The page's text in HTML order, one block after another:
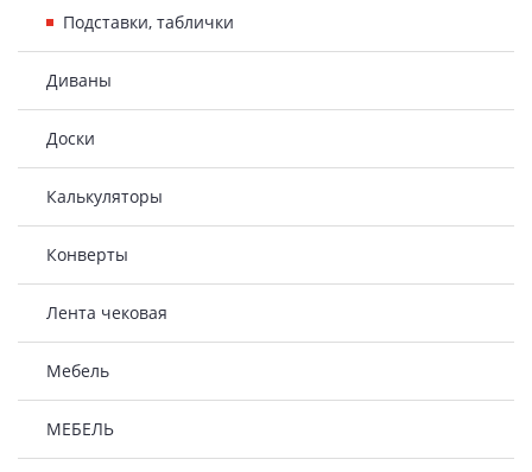
Подставки, таблички
Диваны
Доски
Калькуляторы
Конверты
Лента чековая
Мебель
МЕБЕЛЬ